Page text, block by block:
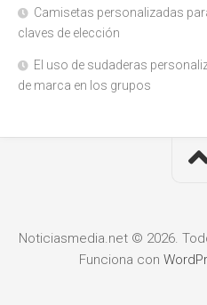
Camisetas personalizadas
claves de elección
El uso de sudaderas
de marca en los grupos
Noticiasmedia.net © 2026.
Funciona con